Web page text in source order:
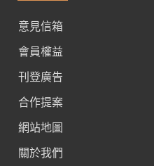
意見信箱
會員權益
刊登廣告
合作提案
網站地圖
關於我們